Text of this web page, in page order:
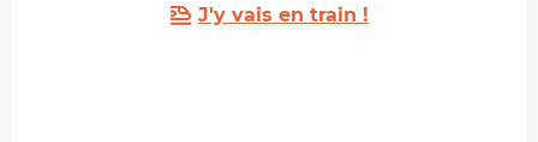
J'y vais en train !